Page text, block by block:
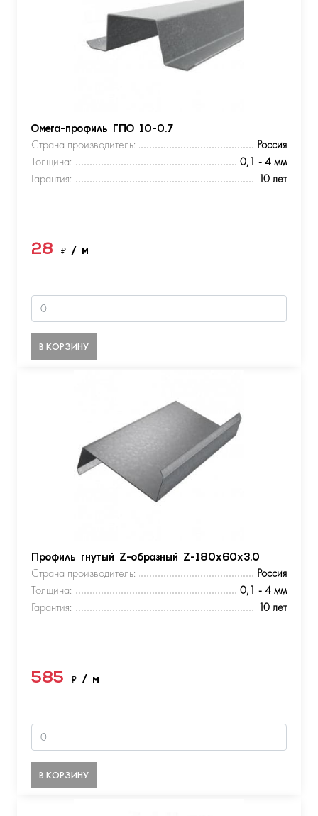
Омега-профиль ГПО 10-0.7
Страна производитель:
Россия
Толщина:
0,1 - 4 мм
Гарантия:
10 лет
28 ₽ / м
В КОРЗИНУ
Профиль гнутый Z-образный Z-180х60х3.0
Страна производитель:
Россия
Толщина:
0,1 - 4 мм
Гарантия:
10 лет
585 ₽ / м
В КОРЗИНУ